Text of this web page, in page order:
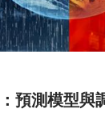
預測模型與